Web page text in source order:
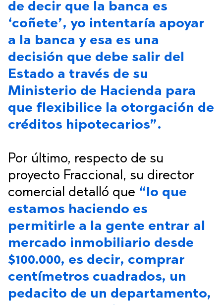
de decir que la banca es
‘coñete’, yo intentaría apoyar
a la banca y esa es una
decisión que debe salir del
Estado a través de su
Ministerio de Hacienda para
que flexibilice la otorgación de
créditos hipotecarios”.
Por último, respecto de su
proyecto Fraccional, su director
comercial detalló que “lo que
estamos haciendo es
permitirle a la gente entrar al
mercado inmobiliario desde
$100.000, es decir, comprar
centímetros cuadrados, un
pedacito de un departamento,